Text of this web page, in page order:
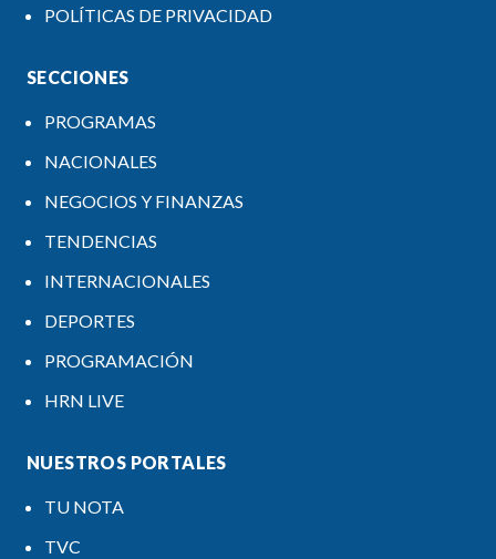
POLÍTICAS DE PRIVACIDAD
SECCIONES
PROGRAMAS
NACIONALES
NEGOCIOS Y FINANZAS
TENDENCIAS
INTERNACIONALES
DEPORTES
PROGRAMACIÓN
HRN LIVE
NUESTROS PORTALES
TU NOTA
TVC